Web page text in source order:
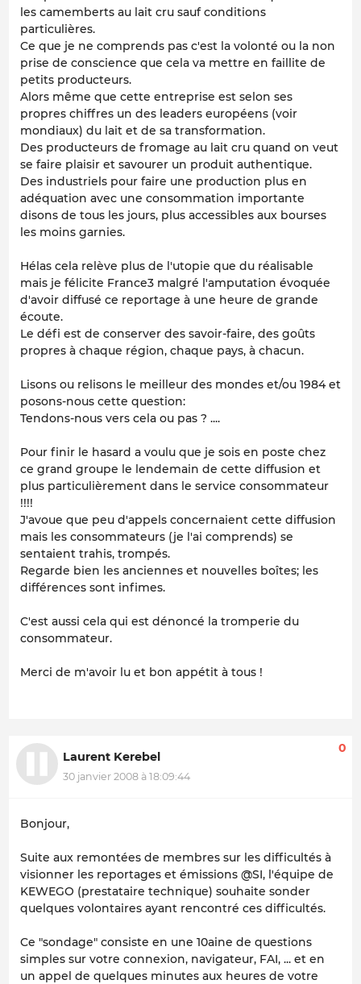
les camemberts au lait cru sauf conditions
particulières.
Ce que je ne comprends pas c'est la volonté ou la non
prise de conscience que cela va mettre en faillite de
petits producteurs.
Alors même que cette entreprise est selon ses
propres chiffres un des leaders européens (voir
mondiaux) du lait et de sa transformation.
Des producteurs de fromage au lait cru quand on veut
se faire plaisir et savourer un produit authentique.
Des industriels pour faire une production plus en
adéquation avec une consommation importante
disons de tous les jours, plus accessibles aux bourses
les moins garnies.
Hélas cela relève plus de l'utopie que du réalisable
mais je félicite France3 malgré l'amputation évoquée
d'avoir diffusé ce reportage à une heure de grande
écoute.
Le défi est de conserver des savoir-faire, des goûts
propres à chaque région, chaque pays, à chacun.
Lisons ou relisons le meilleur des mondes et/ou 1984 et
posons-nous cette question:
Tendons-nous vers cela ou pas ? ....
Pour finir le hasard a voulu que je sois en poste chez
ce grand groupe le lendemain de cette diffusion et
plus particulièrement dans le service consommateur
!!!!
J'avoue que peu d'appels concernaient cette diffusion
mais les consommateurs (je l'ai comprends) se
sentaient trahis, trompés.
Regarde bien les anciennes et nouvelles boîtes; les
différences sont infimes.
C'est aussi cela qui est dénoncé la tromperie du
consommateur.
Merci de m'avoir lu et bon appétit à tous !
Laurent Kerebel
30 janvier 2008 à 18:09:44
0
Bonjour,
Suite aux remontées de membres sur les difficultés à
visionner les reportages et émissions @SI, l'équipe de
KEWEGO (prestataire technique) souhaite sonder
quelques volontaires ayant rencontré ces difficultés.
Ce "sondage" consiste en une 10aine de questions
simples sur votre connexion, navigateur, FAI, ... et en
un appel de quelques minutes aux heures de votre